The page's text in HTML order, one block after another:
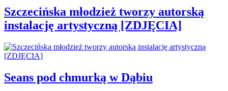
Szczecińska młodzież tworzy autorską
instalację artystyczną [ZDJĘCIA]
Seans pod chmurką w Dąbiu